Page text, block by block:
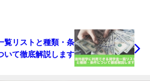
覧リストと種類・条
いて徹底解説します